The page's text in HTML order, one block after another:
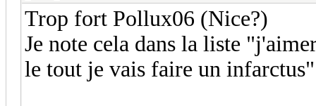
Trop fort Pollux06 (Nice?)
Je note cela dans la liste
le tout je vais faire un